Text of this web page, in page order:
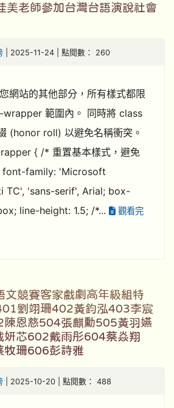
美老師參加台灣台語演說社會
| 2025-11-24 | 點閱數： 260
網站的其他部分，所有樣式都限
範圍內。 同時將 class
(honor roll) 以避免名稱衝突。
{ /* 重置基本樣式，避免
font-family: 'Microsoft
TC', 'sans-serif', Arial; box-
line-height: 1.5; /*...
觀看完
文競賽客家戲劇高年級組特
劉翊珊402黃鈞泓403李宸
恩慈504張麒勳505黃羽嬿
芯602戴雨彤604蔡焱翔
珊606彭詩雅
| 2025-10-20 | 點閱數： 488